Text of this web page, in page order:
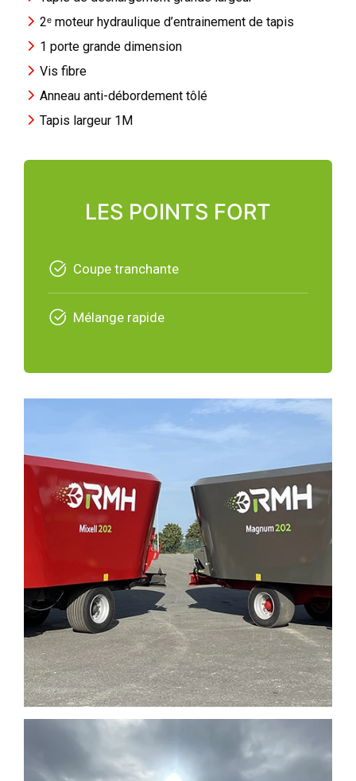
2ᵉ moteur hydraulique d’entrainement de tapis
1 porte grande dimension
Vis fibre
Anneau anti-débordement tôlé
Tapis largeur 1M
LES POINTS FORT
Coupe tranchante
Mélange rapide